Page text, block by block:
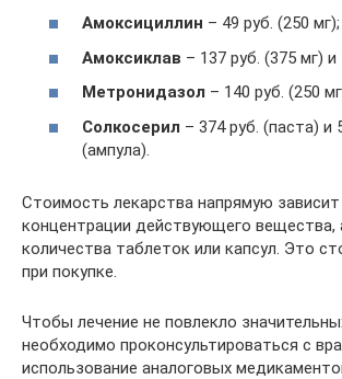
Амоксициллин – 49 руб. (250 мг);
Амоксиклав – 137 руб. (375 мг) и
Метронидазол – 140 руб. (250
Солкосерил – 374 руб. (паста) и
(ампула).
Стоимость лекарства напрямую
концентрации действующего вещества,
количества таблеток или капсул. Это
при покупке.
Чтобы лечение не повлекло
необходимо проконсультироваться с
использование аналоговых